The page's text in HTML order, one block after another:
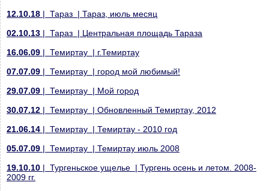
12.10.18 | Тараз | Тараз, июль месяц
02.10.13 | Тараз | Центральная площадь Тараза
16.06.09 | Темиртау | г.Темиртау
07.07.09 | Темиртау | город мой любимый!
29.07.09 | Темиртау | Мой город
30.07.12 | Темиртау | Обновленный Темиртау, 2012
21.06.14 | Темиртау | Темиртау - 2010 год
05.07.09 | Темиртау | Темиртау июль 2008
19.10.10 | Тургеньское ущелье | Тургень осень и летом. 2008-
2009 гг.